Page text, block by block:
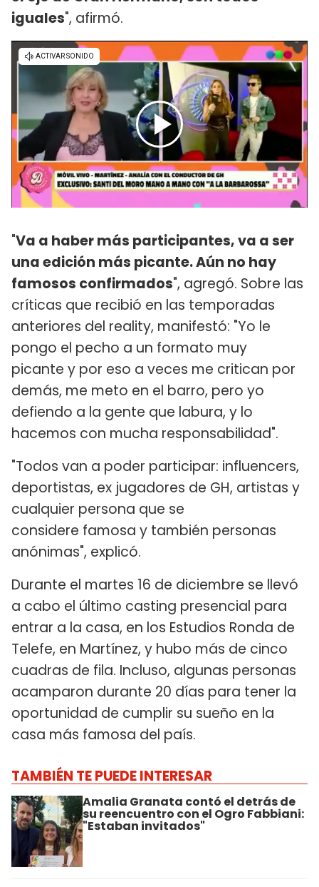
iguales", afirmó.
"Va a haber más participantes, va a ser
una edición más picante. Aún no hay
famosos confirmados", agregó. Sobre las
críticas que recibió en las temporadas
anteriores del reality, manifestó: "Yo le
pongo el pecho a un formato muy
picante y por eso a veces me critican por
demás, me meto en el barro, pero yo
defiendo a la gente que labura, y lo
hacemos con mucha responsabilidad".
"Todos van a poder participar: influencers,
deportistas, ex jugadores de GH, artistas y
cualquier persona que se
considere famosa y también personas
anónimas", explicó.
Durante el martes 16 de diciembre se llevó
a cabo el último casting presencial para
entrar a la casa, en los Estudios Ronda de
Telefe, en Martínez, y hubo más de cinco
cuadras de fila. Incluso, algunas personas
acamparon durante 20 días para tener la
oportunidad de cumplir su sueño en la
casa más famosa del país.
TAMBIÉN TE PUEDE INTERESAR
Amalia Granata contó el detrás de
su reencuentro con el Ogro Fabbiani:
"Estaban invitados"